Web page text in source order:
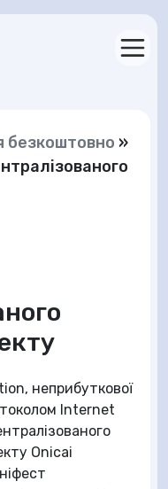
безкоштовно »
неприбуткової
Internet
Onicai